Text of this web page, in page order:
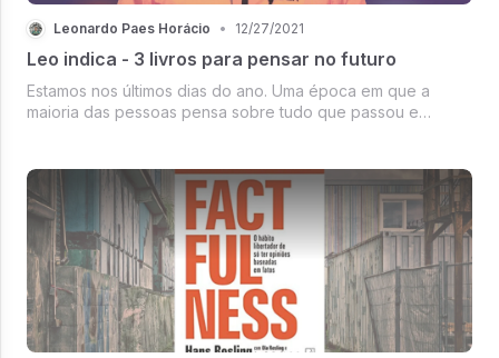
Leonardo Paes Horácio • 12/27/2021
Leo indica - 3 livros para pensar no futuro
Estamos nos últimos dias do ano. Uma época em que a
maioria das pessoas pensa sobre tudo que passou e